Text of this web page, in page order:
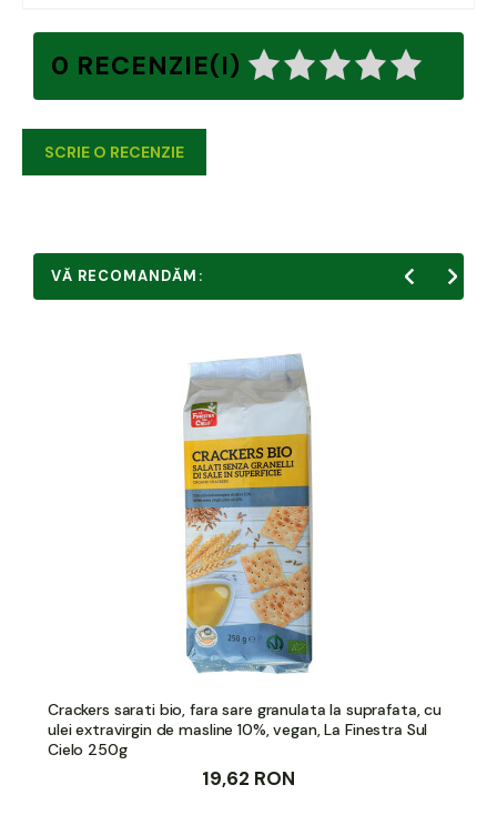
0 RECENZIE(I)
SCRIE O RECENZIE
VĂ RECOMANDĂM:
Crackers sarati bio, fara sare granulata la suprafata, cu
ulei extravirgin de masline 10%, vegan, La Finestra Sul
Cielo 250g
19,62 RON